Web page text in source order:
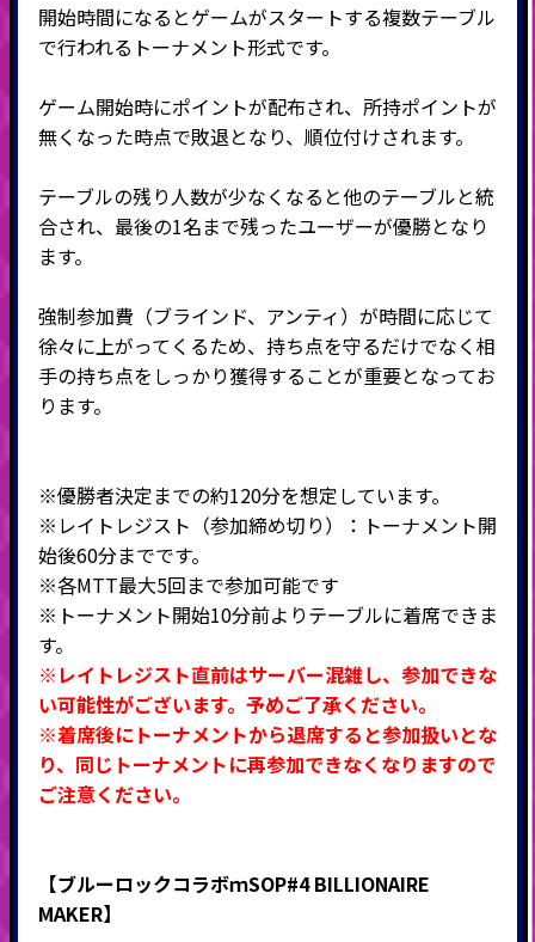
開始時間になるとゲームがスタートする複数テーブル
で行われるトーナメント形式です。
ゲーム開始時にポイントが配布され、所持ポイントが
無くなった時点で敗退となり、順位付けされます。
テーブルの残り人数が少なくなると他のテーブルと統
合され、最後の1名まで残ったユーザーが優勝となり
ます。
強制参加費（ブラインド、アンティ）が時間に応じて
徐々に上がってくるため、持ち点を守るだけでなく相
手の持ち点をしっかり獲得することが重要となってお
ります。
※優勝者決定までの約120分を想定しています。
※ レイトレジスト（参加締め切り）：トーナメント開
始後60分までです。
※各MTT最大5回まで参加可能です
※トーナメント開始10分前よりテーブルに着席できま
す。
※レイトレジスト直前はサーバー混雑し、参加できな
い可能性がございます。予めご了承ください。
※着席後にトーナメントから退席すると参加扱いとな
り、同じトーナメントに再参加できなくなりますので
ご注意ください。
【ブルーロックコラボｍSOP#4 BILLIONAIRE
MAKER】